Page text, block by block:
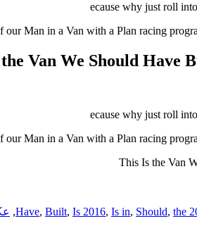
ecause why just roll
Man in a Van with a Plan racing
Van We Should Have
ecause why just roll
Man in a Van with a Plan racing
This Is the Van
, Built, Is 2016, Is in, Should, the
,